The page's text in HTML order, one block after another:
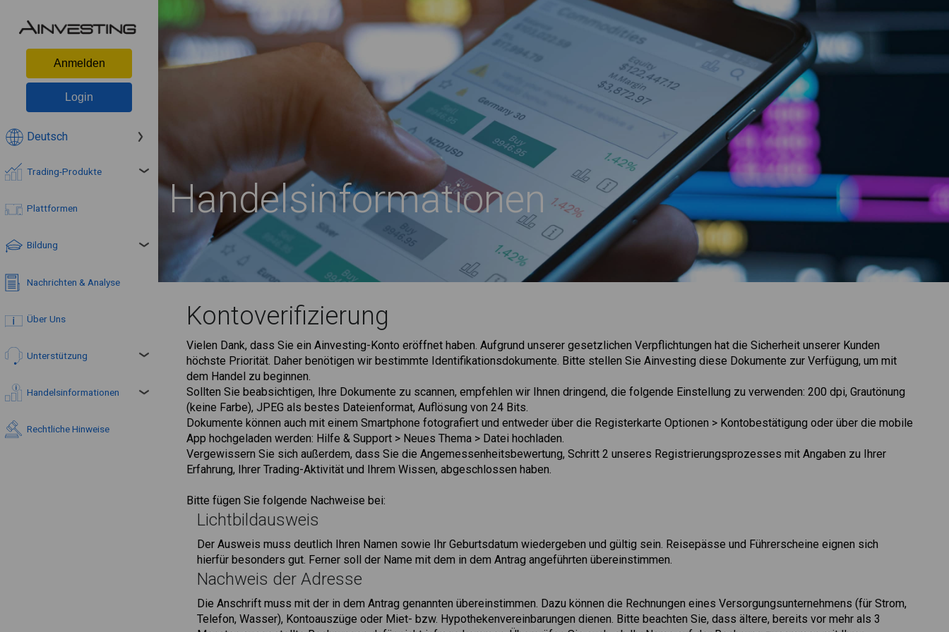
Anmelden
Login
Deutsch
Trading-Produkte
Plattformen
Bildung
Nachrichten & Analyse
Über Uns
Unterstützung
Handelsinformationen
Rechtliche Hinweise
Handelsinformationen
Kontoverifizierung
Vielen Dank, dass Sie ein Ainvesting-Konto eröffnet haben. Aufgrund unserer gesetzlichen Verpflichtungen hat die Sicherheit unserer Kunden
höchste Priorität. Daher benötigen wir bestimmte Identifikationsdokumente. Bitte stellen Sie Ainvesting diese Dokumente zur Verfügung, um mit
dem Handel zu beginnen.
Sollten Sie beabsichtigen, Ihre Dokumente zu scannen, empfehlen wir Ihnen dringend, die folgende Einstellung zu verwenden: 200 dpi, Grautönung
(keine Farbe), JPEG als bestes Dateienformat, Auflösung von 24 Bits.
Dokumente können auch mit einem Smartphone fotografiert und entweder über die Registerkarte Optionen > Kontobestätigung oder über die mobile
App hochgeladen werden: Hilfe & Support > Neues Thema > Datei hochladen.
Vergewissern Sie sich außerdem, dass Sie die Angemessenheitsbewertung, Schritt 2 unseres Registrierungsprozesses mit Angaben zu Ihrer
Erfahrung, Ihrer Trading-Aktivität und Ihrem Wissen, abgeschlossen haben.
Bitte fügen Sie folgende Nachweise bei:
Lichtbildausweis
Der Ausweis muss deutlich Ihren Namen sowie Ihr Geburtsdatum wiedergeben und gültig sein. Reisepässe und Führerscheine eignen sich
hierfür besonders gut. Ferner soll der Name mit dem in dem Antrag angeführten übereinstimmen.
Nachweis der Adresse
Die Anschrift muss mit der in dem Antrag genannten übereinstimmen. Dazu können die Rechnungen eines Versorgungsunternehmens (für Strom,
Telefon, Wasser), Kontoauszüge oder Miet- bzw. Hypothekenvereinbarungen dienen. Bitte beachten Sie, dass ältere, bereits vor mehr als 3